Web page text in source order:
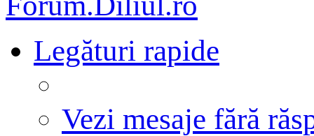
Legături rapide
Vezi mesaje fără